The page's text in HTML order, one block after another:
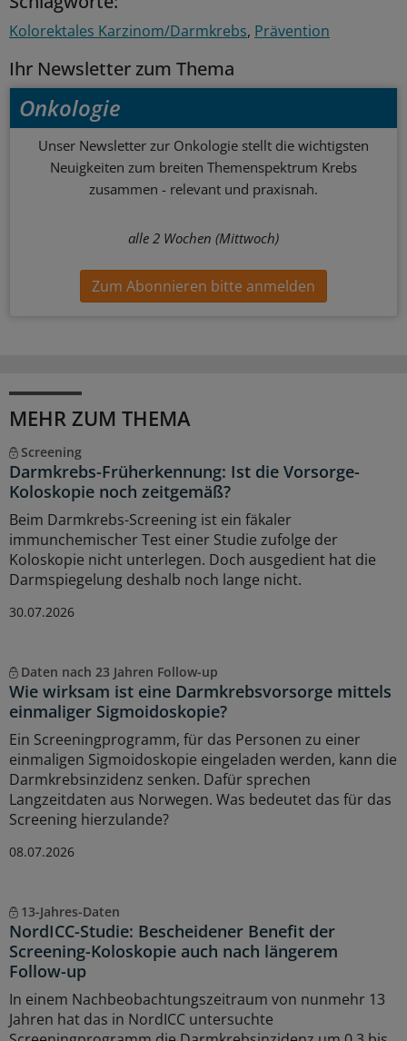
Kolorektales Karzinom/Darmkrebs Prävention
Ihr Newsletter zum Thema
Onkologie
Unser Newsletter zur Onkologie stellt die wichtigsten
Neuigkeiten zum breiten Themenspektrum Krebs
zusammen - relevant und praxisnah.
alle 2 Wochen (Mittwoch)
Zum Abonnieren bitte anmelden
MEHR ZUM THEMA
Screening
Darmkrebs-Früherkennung: Ist die Vorsorge-
Koloskopie noch zeitgemäß?
Beim Darmkrebs-Screening ist ein fäkaler
immunchemischer Test einer Studie zufolge der
Koloskopie nicht unterlegen. Doch ausgedient hat die
Darmspiegelung deshalb noch lange nicht.
30.07.2026
Daten nach 23 Jahren Follow-up
Wie wirksam ist eine Darmkrebsvorsorge mittels
einmaliger Sigmoidoskopie?
Ein Screeningprogramm, für das Personen zu einer
einmaligen Sigmoidoskopie eingeladen werden, kann die
Darmkrebsinzidenz senken. Dafür sprechen
Langzeitdaten aus Norwegen. Was bedeutet das für das
Screening hierzulande?
08.07.2026
13-Jahres-Daten
NordICC-Studie: Bescheidener Benefit der
Screening-Koloskopie auch nach längerem
Follow-up
In einem Nachbeobachtungszeitraum von nunmehr 13
Jahren hat das in NordICC untersuchte